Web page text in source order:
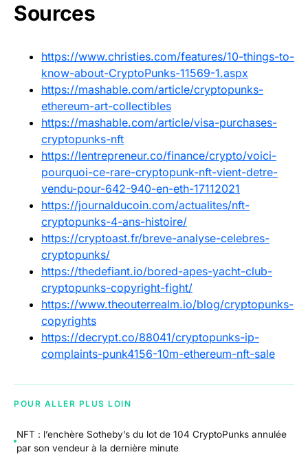
Sources
https://www.christies.com/features/10-things-to-
know-about-CryptoPunks-11569-1.aspx
https://mashable.com/article/cryptopunks-
ethereum-art-collectibles
https://mashable.com/article/visa-purchases-
cryptopunks-nft
https://lentrepreneur.co/finance/crypto/voici-
pourquoi-ce-rare-cryptopunk-nft-vient-detre-
vendu-pour-642-940-en-eth-17112021
https://journalducoin.com/actualites/nft-
cryptopunks-4-ans-histoire/
https://cryptoast.fr/breve-analyse-celebres-
cryptopunks/
https://thedefiant.io/bored-apes-yacht-club-
cryptopunks-copyright-fight/
https://www.theouterrealm.io/blog/cryptopunks-
copyrights
https://decrypt.co/88041/cryptopunks-ip-
complaints-punk4156-10m-ethereum-nft-sale
POUR ALLER PLUS LOIN
NFT : l’enchère Sotheby’s du lot de 104 CryptoPunks annulée
par son vendeur à la dernière minute